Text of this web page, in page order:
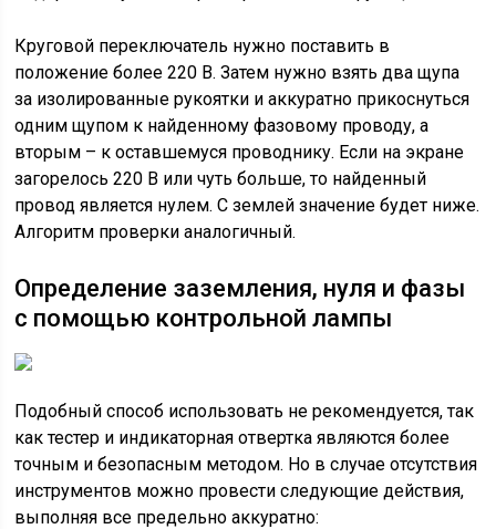
Круговой переключатель нужно поставить в
положение более 220 В. Затем нужно взять два щупа
за изолированные рукоятки и аккуратно прикоснуться
одним щупом к найденному фазовому проводу, а
вторым – к оставшемуся проводнику. Если на экране
загорелось 220 В или чуть больше, то найденный
провод является нулем. С землей значение будет ниже.
Алгоритм проверки аналогичный.
Определение заземления, нуля и фазы
с помощью контрольной лампы
Подобный способ использовать не рекомендуется, так
как тестер и индикаторная отвертка являются более
точным и безопасным методом. Но в случае отсутствия
инструментов можно провести следующие действия,
выполняя все предельно аккуратно: